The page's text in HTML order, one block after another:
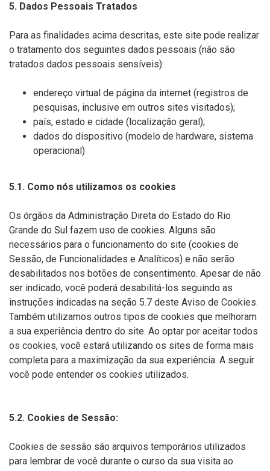
5. Dados Pessoais Tratados
Para as finalidades acima descritas, este site pode realizar
o tratamento dos seguintes dados pessoais (não são
tratados dados pessoais sensíveis):
endereço virtual de página da internet (registros de
pesquisas, inclusive em outros sites visitados);
país, estado e cidade (localização geral);
dados do dispositivo (modelo de hardware, sistema
operacional)
5.1. Como nós utilizamos os cookies
Os órgãos da Administração Direta do Estado do Rio
Grande do Sul fazem uso de cookies. Alguns são
necessários para o funcionamento do site (cookies de
Sessão, de Funcionalidades e Analíticos) e não serão
desabilitados nos botões de consentimento. Apesar de não
ser indicado, você poderá desabilitá-los seguindo as
instruções indicadas na seção 5.7 deste Aviso de Cookies.
Também utilizamos outros tipos de cookies que melhoram
a sua experiência dentro do site. Ao optar por aceitar todos
os cookies, você estará utilizando os sites de forma mais
completa para a maximização da sua experiência. A seguir
você pode entender os cookies utilizados.
5.2. Cookies de Sessão:
Cookies de sessão são arquivos temporários utilizados
para lembrar de você durante o curso da sua visita ao